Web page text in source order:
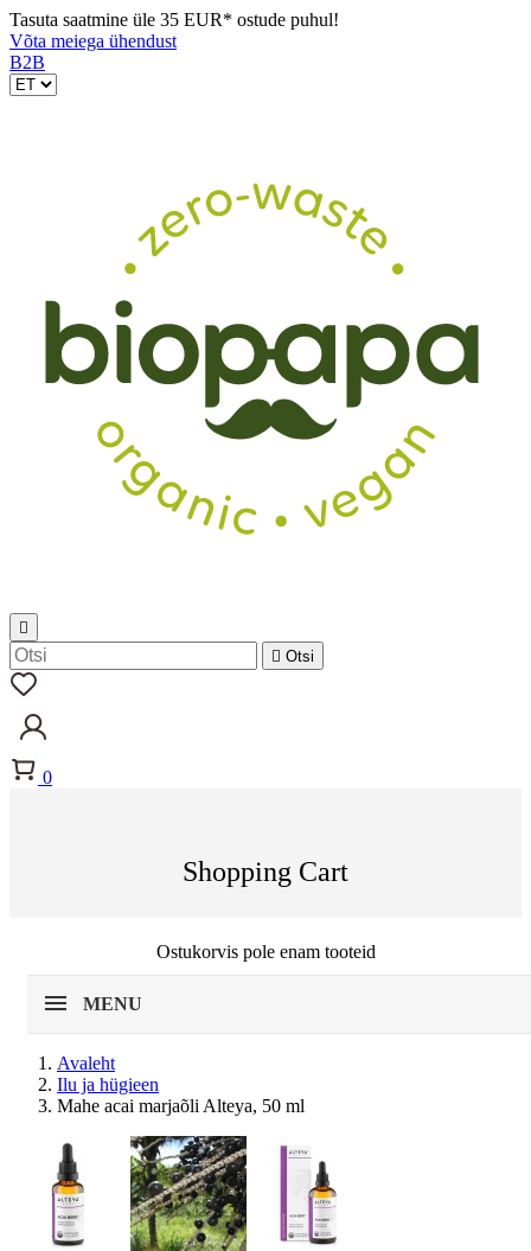
Tasuta saatmine üle 35 EUR* ostude puhul!
Võta meiega ühendust
B2B

 Otsi
0
Shopping Cart
Ostukorvis pole enam tooteid
MENU
Avaleht
Ilu ja hügieen
Mahe acai marjaõli Alteya, 50 ml